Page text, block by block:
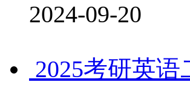
2024-09-20
2025考研英语